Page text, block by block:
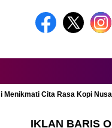
Menikmati Cita Rasa Kopi
IKLAN BARIS